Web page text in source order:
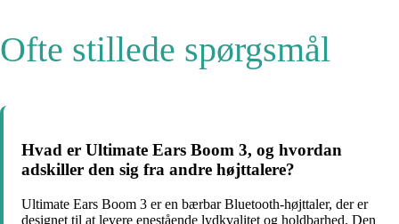
Ofte stillede spørgsmål
Hvad er Ultimate Ears Boom 3, og hvordan
adskiller den sig fra andre højttalere?
Ultimate Ears Boom 3 er en bærbar Bluetooth-højttaler, der er
designet til at levere enestående lydkvalitet og holdbarhed. Den